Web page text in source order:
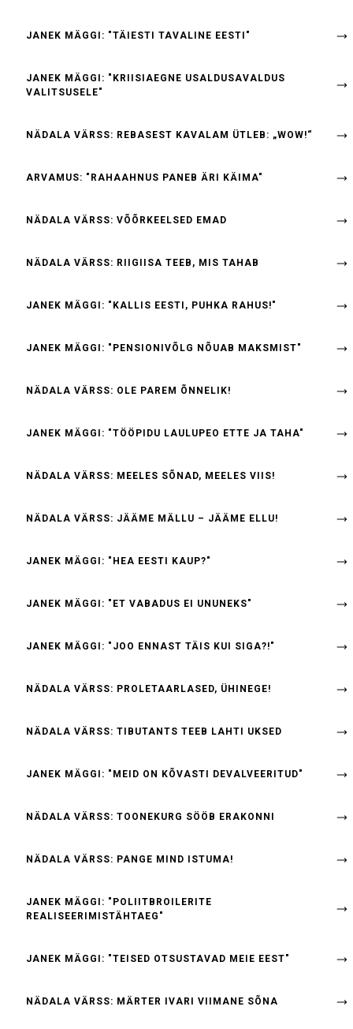
JANEK MÄGGI: "TÄIESTI TAVALINE EESTI"
JANEK MÄGGI: "KRIISIAEGNE USALDUSAVALDUS
VALITSUSELE"
NÄDALA VÄRSS: REBASEST KAVALAM ÜTLEB: „WOW!“
ARVAMUS: "RAHAAHNUS PANEB ÄRI KÄIMA"
NÄDALA VÄRSS: VÕÕRKEELSED EMAD
NÄDALA VÄRSS: RIIGIISA TEEB, MIS TAHAB
JANEK MÄGGI: "KALLIS EESTI, PUHKA RAHUS!"
JANEK MÄGGI: "PENSIONIVÕLG NÕUAB MAKSMIST"
NÄDALA VÄRSS: OLE PAREM ÕNNELIK!
JANEK MÄGGI: "TÖÖPIDU LAULUPEO ETTE JA TAHA"
NÄDALA VÄRSS: MEELES SÕNAD, MEELES VIIS!
NÄDALA VÄRSS: JÄÄME MÄLLU – JÄÄME ELLU!
JANEK MÄGGI: "HEA EESTI KAUP?"
JANEK MÄGGI: "ET VABADUS EI UNUNEKS"
JANEK MÄGGI: "JOO ENNAST TÄIS KUI SIGA?!"
NÄDALA VÄRSS: PROLETAARLASED, ÜHINEGE!
NÄDALA VÄRSS: TIBUTANTS TEEB LAHTI UKSED
JANEK MÄGGI: "MEID ON KÕVASTI DEVALVEERITUD"
NÄDALA VÄRSS: TOONEKURG SÖÖB ERAKONNI
NÄDALA VÄRSS: PANGE MIND ISTUMA!
JANEK MÄGGI: "POLIITBROILERITE
REALISEERIMISTÄHTAEG"
JANEK MÄGGI: "TEISED OTSUSTAVAD MEIE EEST"
NÄDALA VÄRSS: MÄRTER IVARI VIIMANE SÕNA